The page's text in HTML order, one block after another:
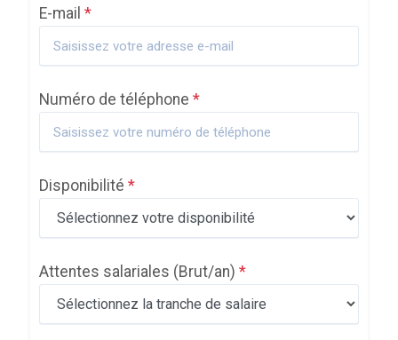
E-mail *
Numéro de téléphone *
Disponibilité *
Attentes salariales (Brut/an) *